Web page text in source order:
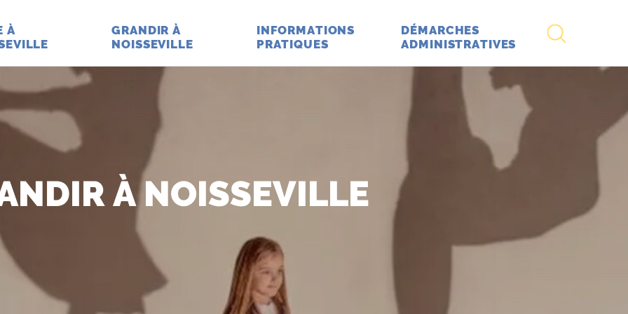
À
GRANDIR À
NOISSEVILLE
INFORMATIONS
PRATIQUES
DÉMARCHES
ADMINISTRATIVES
À NOISSEVILLE